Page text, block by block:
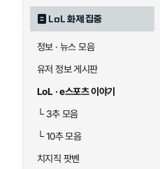
LoL 화제 집중
정보 · 뉴스 모음
유저 정보 게시판
LoL · e스포츠 이야기
└3추 모음
└10추 모음
치지직 팟벤